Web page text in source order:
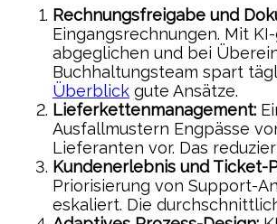
Rechnungsfreigabe und
Eingangsrechnungen. Mit
abgeglichen und bei
Buchhaltungsteam spart
Überblick gute Ansätze.
Lieferkettenmanagement:
Ausfallmustern Engpässe
Lieferanten vor. Das
Kundenerlebnis und Ticket-
Priorisierung von Support-
eskaliert. Die